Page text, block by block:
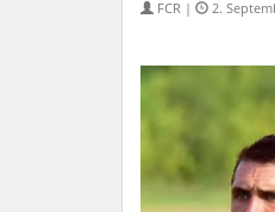
FCR | 2.